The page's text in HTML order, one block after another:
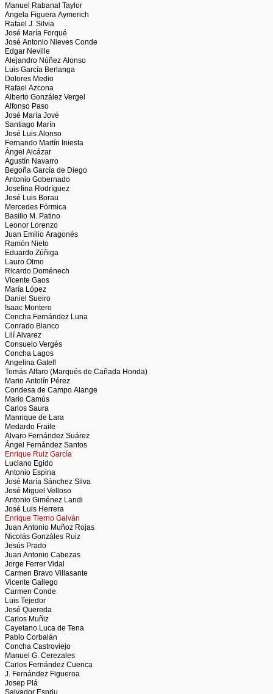
Manuel Rabanal Taylor
Angela Figuera Aymerich
Rafael J. Silvia
José María Forqué
José Antonio Nieves Conde
Edgar Neville
Alejandro Núñez Alonso
Luis García Berlanga
Dolores Medio
Rafael Azcona
Alberto González Vergel
Alfonso Paso
José María Jové
Santiago Marín
José Luis Alonso
Fernando Martín Iniesta
Ángel Alcázar
Agustín Navarro
Begoña García de Diego
Antonio Gobernado
Josefina Rodríguez
José Luis Borau
Mercedes Fórmica
Basilio M. Patino
Leonor Lorenzo
Juan Emilio Aragonés
Ramón Nieto
Eduardo Zúñiga
Lauro Olmo
Ricardo Doménech
Vicente Gaos
María López
Daniel Sueiro
Isaac Montero
Concha Fernández Luna
Conrado Blanco
Lilí Alvarez
Consuelo Vergés
Concha Lagos
Angelina Gatell
Tomás Alfaro (Marqués de Cañada Honda)
Mario Antolín Pérez
Condesa de Campo Alange
Mario Camús
Carlos Saura
Manrique de Lara
Medardo Fraile
Alvaro Fernández Suárez
Ángel Fernández Santos
Enrique Ruiz García
Luciano Egido
Antonio Espina
José María Sánchez Silva
José Miguel Velloso
Antonio Giménez Landi
José Luis Herrera
Enrique Tierno Galván
Juan Antonio Muñoz Rojas
Nicolás Gonzáles Ruiz
Jesús Prado
Juan Antonio Cabezas
Jorge Ferrer Vidal
Carmen Bravo Villasante
Vicente Gallego
Carmen Conde
Luis Tejedor
José Quereda
Carlos Muñiz
Cayetano Luca de Tena
Pablo Corbalán
Concha Castroviejo
Manuel G. Cerezales
Carlos Fernández Cuenca
J. Fernández Figueroa
Josep Plá